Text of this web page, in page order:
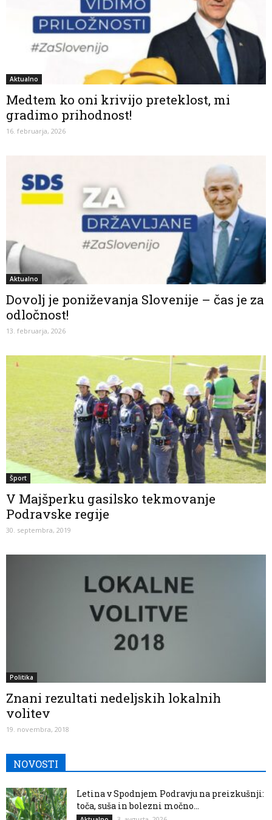
Aktualno
Medtem ko oni krivijo preteklost, mi
gradimo prihodnost!
16. februarja, 2026
Aktualno
Dovolj je poniževanja Slovenije – čas je za
odločnost!
13. februarja, 2026
Šport
V Majšperku gasilsko tekmovanje
Podravske regije
30. septembra, 2019
Politika
Znani rezultati nedeljskih lokalnih
volitev
19. novembra, 2018
NOVOSTI
Letina v Spodnjem Podravju na preizkušnji:
toča, suša in bolezni močno...